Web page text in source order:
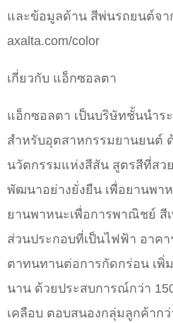
และข้อมูลด้าน สีพ่นรถยนต์จ
axalta.com/color
เกี่ยวกับ แอ็กซอลตา
แอ็กซอลตา เป็นบริษัทชั้นนำร
สำหรับอุตสาหกรรมยานยนต์
นวัตกรรมแห่งสีสัน สูตรสีที่สว
พัฒนาอย่างยั่งยืน เพื่อยานพา
ยานพาหนะเพื่อการพาณิชย์
ส่วนประกอบที่เป็นไฟฟ้า อาค
ตาทนทานต่อการกัดกร่อน เพิ่
นาน ด้วยประสบการณ์กว่า
เคลือบ ตอบสนองกลุ่มลูกค้าก